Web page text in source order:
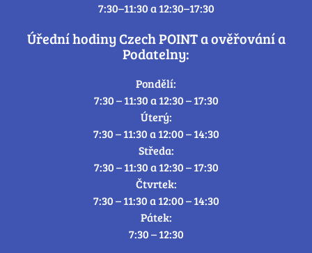
7:30–11:30 a 12:30–17:30
Úřední hodiny Czech POINT a ověřování a
Podatelny:
Pondělí:
7:30 – 11:30 a 12:30 – 17:30
Úterý:
7:30 – 11:30 a 12:00 – 14:30
Středa:
7:30 – 11:30 a 12:30 – 17:30
Čtvrtek:
7:30 – 11:30 a 12:00 – 14:30
Pátek:
7:30 – 12:30